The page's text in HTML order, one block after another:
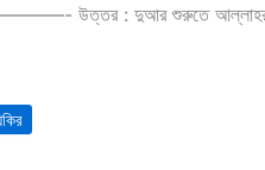
: দুআর শুরুতে আল্লাহর